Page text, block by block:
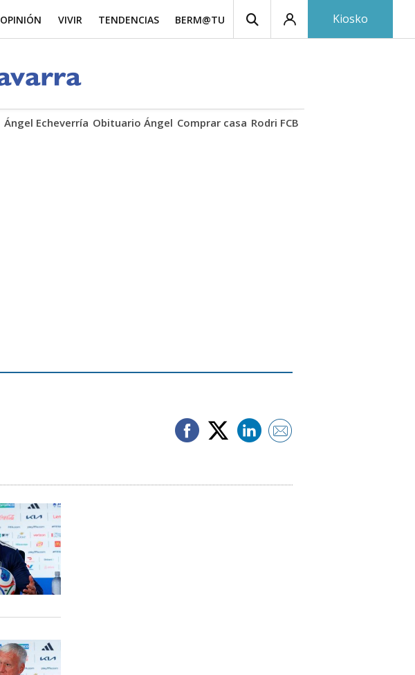
Ángel Echeverría Obituario Ángel Comprar casa Rodri FCB
OPINIÓN VIVIR TENDENCIAS BERM@TU Kiosko